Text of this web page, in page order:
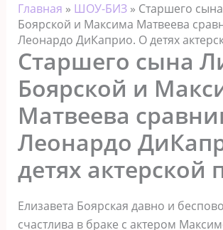
Главная » ШОУ-БИЗ» Старшего
Боярской и Максима Матвеева
Леонардо ДиКаприо. О детях
Старшего сына
Боярской и
Матвеева
Леонардо
детях актерской
Елизавета Боярская давно и
счастлива в браке с актером